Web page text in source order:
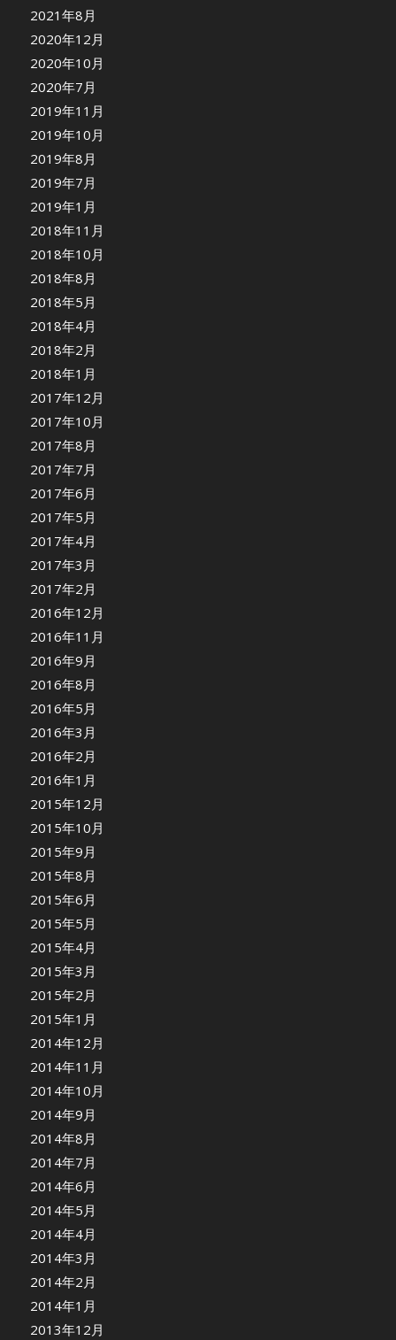
2021年8月
2020年12月
2020年10月
2020年7月
2019年11月
2019年10月
2019年8月
2019年7月
2019年1月
2018年11月
2018年10月
2018年8月
2018年5月
2018年4月
2018年2月
2018年1月
2017年12月
2017年10月
2017年8月
2017年7月
2017年6月
2017年5月
2017年4月
2017年3月
2017年2月
2016年12月
2016年11月
2016年9月
2016年8月
2016年5月
2016年3月
2016年2月
2016年1月
2015年12月
2015年10月
2015年9月
2015年8月
2015年6月
2015年5月
2015年4月
2015年3月
2015年2月
2015年1月
2014年12月
2014年11月
2014年10月
2014年9月
2014年8月
2014年7月
2014年6月
2014年5月
2014年4月
2014年3月
2014年2月
2014年1月
2013年12月